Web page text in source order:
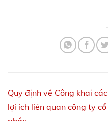
Quy định về Công khai các
lợi ích liên quan công ty cổ